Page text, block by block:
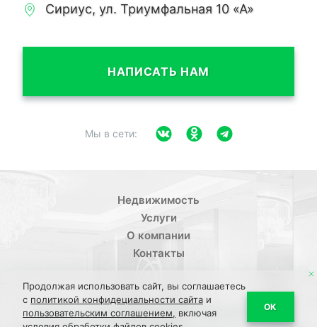
Сириус, ул. Триумфальная 10 «А»
НАПИСАТЬ НАМ
Мы в сети:
Недвижимость
Услуги
О компании
Контакты
Политика конфиденциальности/Пользовательское
Продолжая использовать сайт, вы соглашаетесь
с политикой конфидециальности сайта и
пользовательским соглашением, включая
ОК